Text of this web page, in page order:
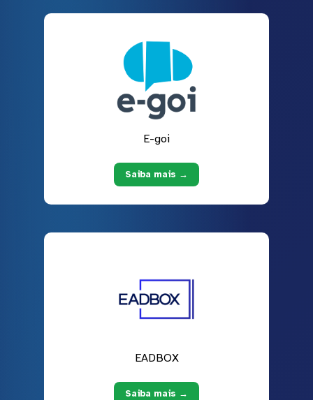
E-goi
Saiba mais →
EADBOX
Saiba mais →